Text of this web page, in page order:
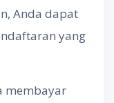
Anda dapat
yang
membayar